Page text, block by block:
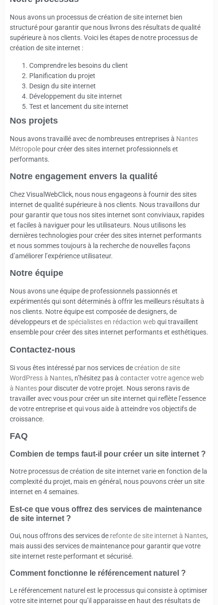
Nous avons un processus de création de site internet bien
structuré pour garantir que nous livrons des résultats de qualité
supérieure à nos clients. Voici les étapes de notre processus de
création de site internet :
Comprendre les besoins du client
Planification du projet
Design du site internet
Développement du site internet
Test et lancement du site internet
Nos projets
Nous avons travaillé avec de nombreuses entreprises à Nantes
Métropole pour créer des sites internet professionnels et
performants.
Notre engagement envers la qualité
Chez VisualWebClick, nous nous engageons à fournir des sites
internet de qualité supérieure à nos clients. Nous travaillons dur
pour garantir que tous nos sites internet sont conviviaux, rapides
et faciles à naviguer pour les utilisateurs. Nous utilisons les
dernières technologies pour créer des sites internet performants
et nous sommes toujours à la recherche de nouvelles façons
d’améliorer l’expérience utilisateur.
Notre équipe
Nous avons une équipe de professionnels passionnés et
expérimentés qui sont déterminés à offrir les meilleurs résultats à
nos clients. Notre équipe est composée de designers, de
développeurs et de spécialistes en rédaction web qui travaillent
ensemble pour créer des sites internet performants et esthétiques.
Contactez-nous
Si vous êtes intéressé par nos services decréation de site
WordPress à Nantes, n’hésitez pas à contacter votre agence web
à Nantes pour discuter de votre projet. Nous serons ravis de
travailler avec vous pour créer un site internet qui reflète l’essence
de votre entreprise et qui vous aide à atteindre vos objectifs de
croissance.
FAQ
Combien de temps faut-il pour créer un site internet ?
Notre processus de création de site internet varie en fonction de la
complexité du projet, mais en général, nous pouvons créer un site
internet en 4 semaines.
Est-ce que vous offrez des services de maintenance
de site internet ?
Oui, nous offrons des services de refonte de site internet à Nantes,
mais aussi des services de maintenance pour garantir que votre
site internet reste performant et sécurisé.
Comment fonctionne le référencement naturel ?
Le référencement naturel est le processus qui consiste à optimiser
votre site internet pour qu’il apparaisse en haut des résultats de